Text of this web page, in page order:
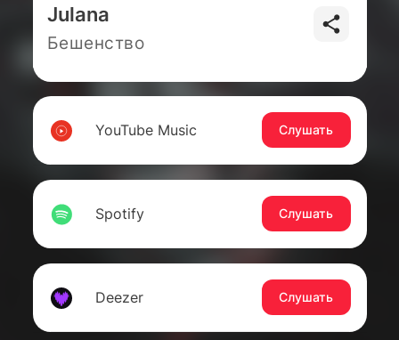
Julana
Бешенство
YouTube Music Слушать
Spotify Слушать
Deezer Слушать